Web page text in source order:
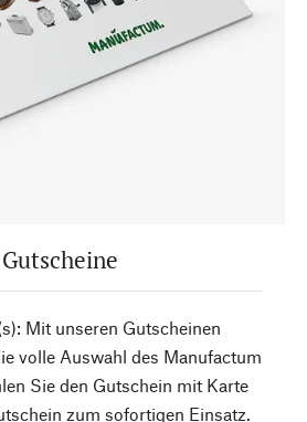
Gutscheine
Mit unseren Gutscheinen
volle Auswahl des Manufactum
Sie den Gutschein mit Karte
zum sofortigen Einsatz.